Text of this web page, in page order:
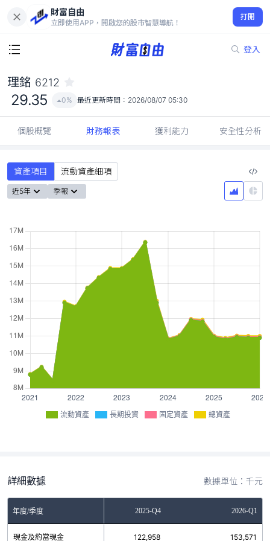
財富自由
立即使用APP，開啟您的股市智慧導航！
打開
登入
29.35
0%
理銘 6212
29.35 0% 最近更新時間： 2026/08/07 05:30
個股概覽 財務報表 獲利能力 安全性分析
資產項目 流動資產細項
近5年 季報
流動資產 長期投資 固定資產 總資產
詳細數據 數據單位：千元
年度/季度2025-Q3 2025-Q4 2026-Q1
現金及約當現金
55,759 122,958 153,571